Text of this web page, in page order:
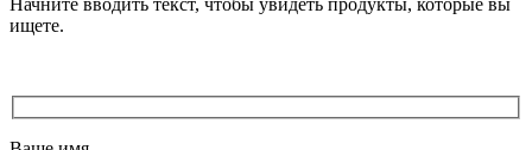
Начните вводить текст, чтобы увидеть продукты, которые вы
ищете.